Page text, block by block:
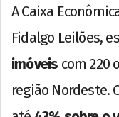
A Caixa
Fidalgo Leilões,
imóveis com 220
região Nordeste.